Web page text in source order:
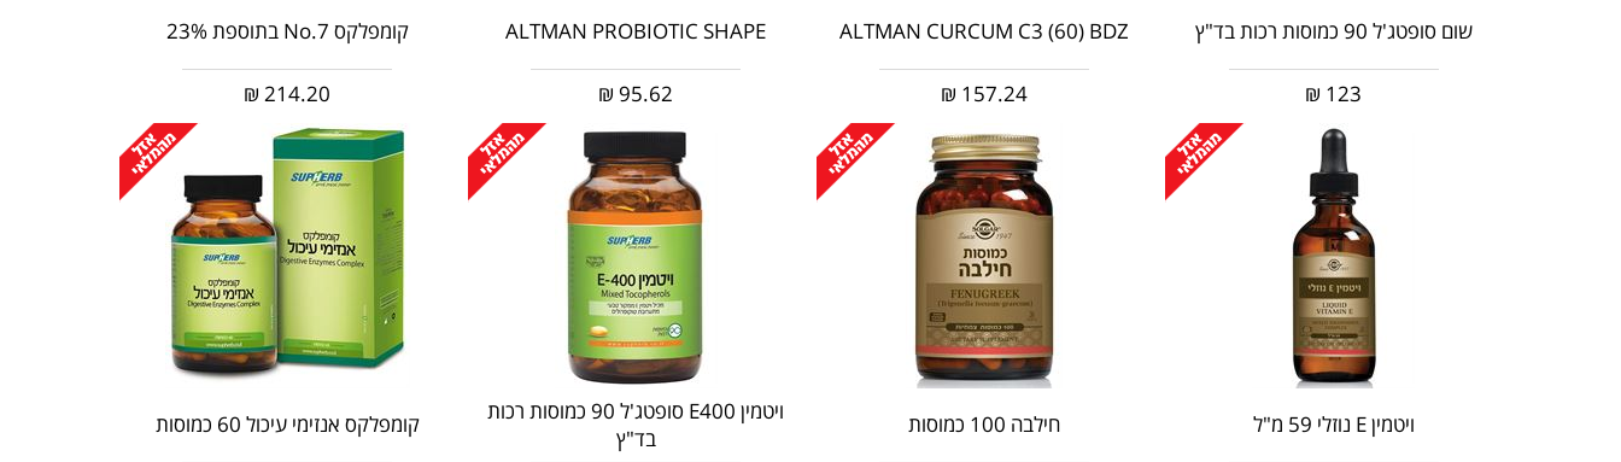
שום סופטג'ל 90 כמוסות רכות בד"ץ
123
₪
‎ALTMAN‎ ‎CURCUM‎ ‎C‎3‎ ‎(‎60‎)‎ ‎BDZ
157.24
₪
ALTMAN PROBIOTIC SHAPE
95.62
₪
קומפלקס No.7 בתוספת 23%
214.20
₪
ויטמין E נוזלי 59 מ"ל חילבה 100 כמוסות
ויטמין E400 סופטג'ל 90 כמוסות רכות
בד"ץ
קומפלקס אנזימי עיכול 60 כמוסות